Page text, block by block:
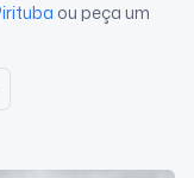
ou peça um